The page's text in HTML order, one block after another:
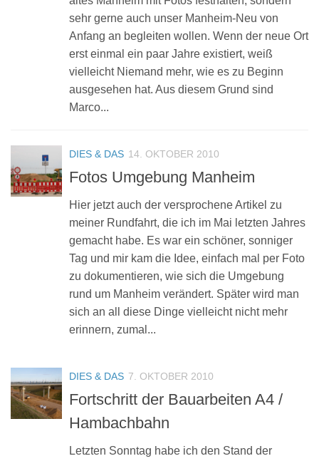
sehr gerne auch unser Manheim-Neu von
Anfang an begleiten wollen. Wenn der neue Ort
erst einmal ein paar Jahre existiert, weiß
vielleicht Niemand mehr, wie es zu Beginn
ausgesehen hat. Aus diesem Grund sind
Marco...
DIES & DAS 14. OKTOBER 2010
Fotos Umgebung Manheim
Hier jetzt auch der versprochene Artikel zu
meiner Rundfahrt, die ich im Mai letzten Jahres
gemacht habe. Es war ein schöner, sonniger
Tag und mir kam die Idee, einfach mal per Foto
zu dokumentieren, wie sich die Umgebung
rund um Manheim verändert. Später wird man
sich an all diese Dinge vielleicht nicht mehr
erinnern, zumal...
DIES & DAS 7. OKTOBER 2010
Fortschritt der Bauarbeiten A4 /
Hambachbahn
Letzten Sonntag habe ich den Stand der